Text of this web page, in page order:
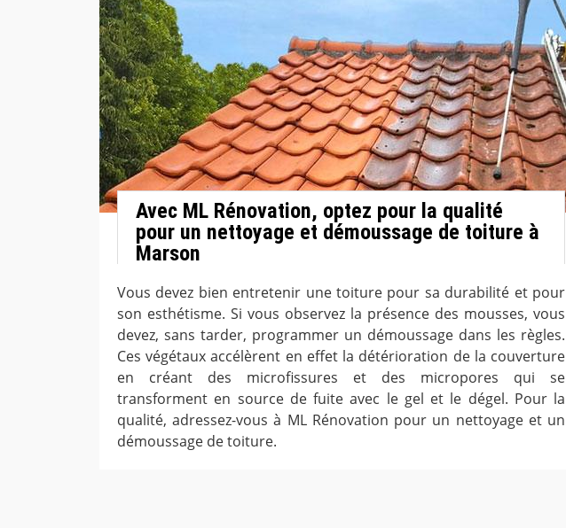
Avec ML Rénovation, optez pour la qualité
pour un nettoyage et démoussage de toiture à
Marson
Vous devez bien entretenir une toiture pour sa durabilité et pour
son esthétisme. Si vous observez la présence des mousses, vous
devez, sans tarder, programmer un démoussage dans les règles.
Ces végétaux accélèrent en effet la détérioration de la couverture
en créant des microfissures et des micropores qui se
transforment en source de fuite avec le gel et le dégel. Pour la
qualité, adressez-vous à ML Rénovation pour un nettoyage et un
démoussage de toiture.